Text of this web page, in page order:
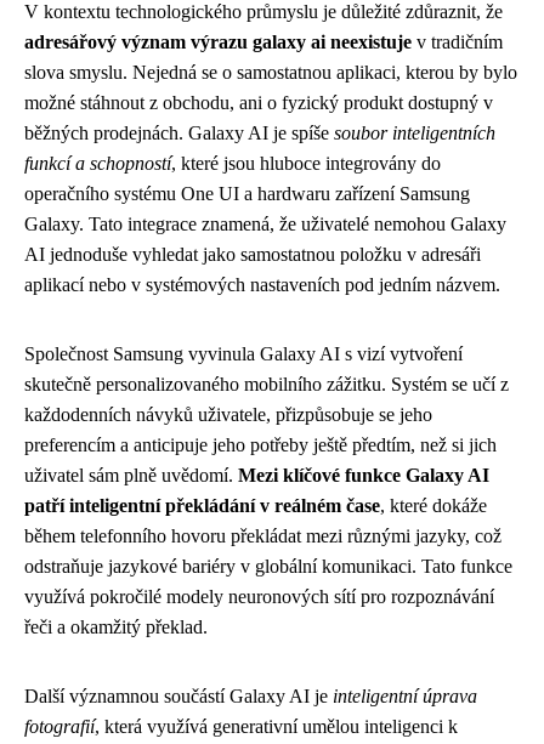
V kontextu technologického průmyslu je důležité zdůraznit, že
adresářový význam výrazu galaxy ai neexistuje v tradičním
slova smyslu. Nejedná se o samostatnou aplikaci, kterou by bylo
možné stáhnout z obchodu, ani o fyzický produkt dostupný v
běžných prodejnách. Galaxy AI je spíše soubor inteligentních
funkcí a schopností, které jsou hluboce integrovány do
operačního systému One UI a hardwaru zařízení Samsung
Galaxy. Tato integrace znamená, že uživatelé nemohou Galaxy
AI jednoduše vyhledat jako samostatnou položku v adresáři
aplikací nebo v systémových nastaveních pod jedním názvem.
Společnost Samsung vyvinula Galaxy AI s vizí vytvoření
skutečně personalizovaného mobilního zážitku. Systém se učí z
každodenních návyků uživatele, přizpůsobuje se jeho
preferencím a anticipuje jeho potřeby ještě předtím, než si jich
uživatel sám plně uvědomí. Mezi klíčové funkce Galaxy AI
patří inteligentní překládání v reálném čase, které dokáže
během telefonního hovoru překládat mezi různými jazyky, což
odstraňuje jazykové bariéry v globální komunikaci. Tato funkce
využívá pokročilé modely neuronových sítí pro rozpoznávání
řeči a okamžitý překlad.
Další významnou součástí Galaxy AI je inteligentní úprava
fotografií, která využívá generativní umělou inteligenci k